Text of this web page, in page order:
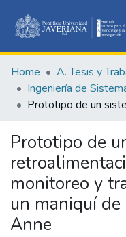
Home A. Tesis y
Prototipo de
monitoreo y
un maniquí de
Anne